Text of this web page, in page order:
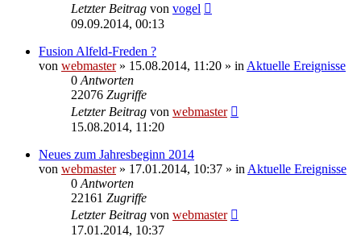
Letzter Beitrag von vogel
09.09.2014, 00:13
Fusion Alfeld-Freden ?
von webmaster» 15.08.2014, 11:20 » in Aktuelle Ereignisse
0 Antworten
22076 Zugriffe
Letzter Beitrag von webmaster
15.08.2014, 11:20
Neues zum Jahresbeginn 2014
von webmaster» 17.01.2014, 10:37 » in Aktuelle Ereignisse
0 Antworten
22161 Zugriffe
Letzter Beitrag von webmaster
17.01.2014, 10:37